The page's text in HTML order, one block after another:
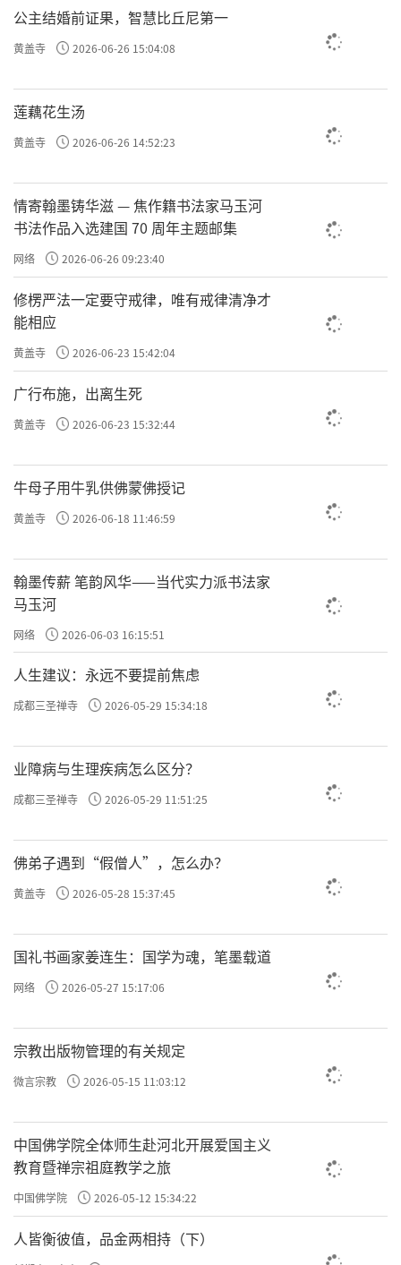
是否讲理。
道义，天下人都不讲理也没关系，只管自
很执着，有时会很清高。当遇到有人说自
己不讲理时，会受不了：我自己讲理，也
不希望你们表扬；你们不讲理，我也不
管，结果你们还说我不讲理……这种情绪
很容易转变成愤怒，造成内在伤害，并因
此而生烦恼。所以，这个阶段也还需要进
步。
第四种情况，天下的人都可以不讲理，自
己不但一定讲理，还允许别人说自己不讲
理。所谓“只做好事，不做好人”，因为讲
理、做好事，这是必须的，而且不以好人
自居，这样就会少很多烦恼。天天做好
事，还不以好人自居，接受一切委屈和误
解，这种心态就比较理想。但是依禅宗来
说，还需要提升，因为还有个道理在心
头。
试想一下，我们的情绪心念、我们的细胞
组织、我们微细的毛细血管，哪个是按照
的状态，并不是按照某句语言道理在运
行。因缘生法是很复杂的，如果内心始终
执着于一个逻辑的合理性，这样的人有时
会吃不香，睡不好，内心会有纠结。这个
——“从心所欲不逾矩”，或者如老子、庄
子一样心超物外，任性逍遥，才能获得内
心的安乐。
公主结婚前证果，智慧比丘尼第一
黄盖寺 2026-06-26 15:04:08
莲藕花生汤
黄盖寺 2026-06-26 14:52:23
情寄翰墨铸华滋 — 焦作籍书法家马玉河
书法作品入选建国 70 周年主题邮集
网络 2026-06-26 09:23:40
修楞严法一定要守戒律，唯有戒律清净才
能相应
黄盖寺 2026-06-23 15:42:04
广行布施，出离生死
黄盖寺 2026-06-23 15:32:44
牛母子用牛乳供佛蒙佛授记
黄盖寺 2026-06-18 11:46:59
翰墨传薪 笔韵风华——当代实力派书法家
马玉河
网络 2026-06-03 16:15:51
人生建议：永远不要提前焦虑
成都三圣禅寺 2026-05-29 15:34:18
业障病与生理疾病怎么区分？
成都三圣禅寺 2026-05-29 11:51:25
佛弟子遇到“假僧人”，怎么办？
黄盖寺 2026-05-28 15:37:45
国礼书画家姜连生：国学为魂，笔墨载道
网络 2026-05-27 15:17:06
宗教出版物管理的有关规定
微言宗教 2026-05-15 11:03:12
中国佛学院全体师生赴河北开展爱国主义
教育暨禅宗祖庭教学之旅
中国佛学院 2026-05-12 15:34:22
人皆衡彼值，品金两相持（下）